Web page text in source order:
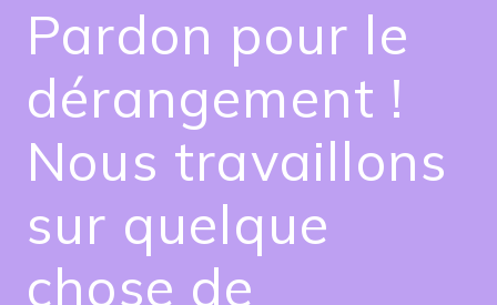
Pardon pour le
dérangement !
Nous travaillons
sur quelque
chose de